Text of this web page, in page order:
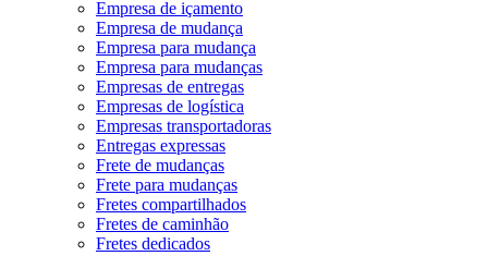
Empresa de içamento
Empresa de mudança
Empresa para mudança
Empresa para mudanças
Empresas de entregas
Empresas de logística
Empresas transportadoras
Entregas expressas
Frete de mudanças
Frete para mudanças
Fretes compartilhados
Fretes de caminhão
Fretes dedicados